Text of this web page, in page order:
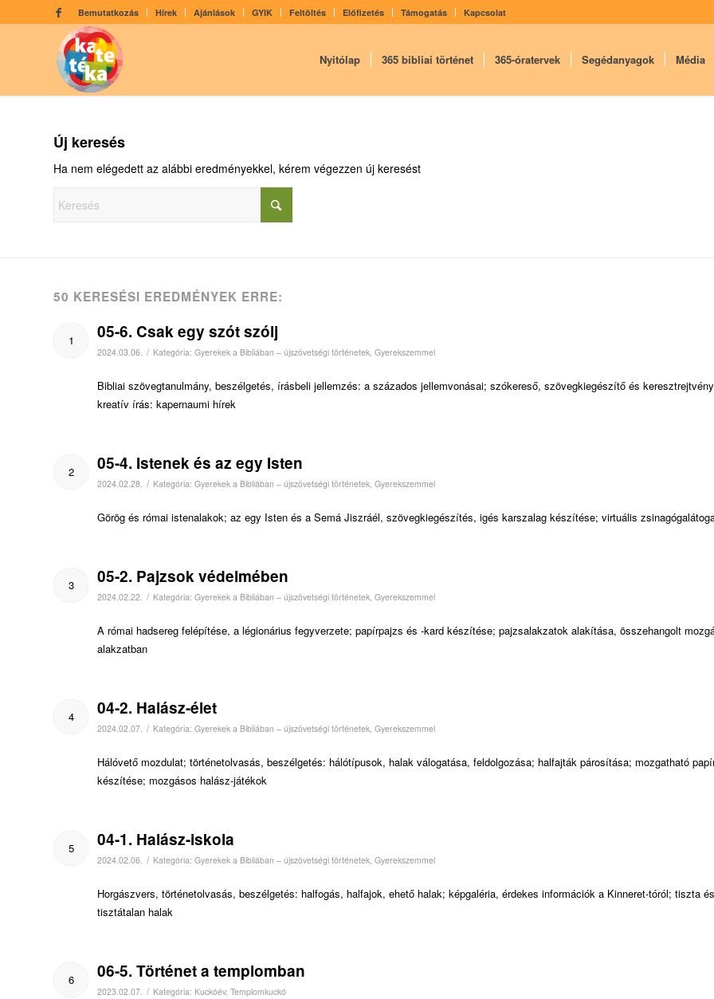
Bemutatkozás Hírek Ajánlások GYIK Feltöltés Előfizetés Támogatás Kapcsolat
Nyitólap 365 bibliai történet 365-óratervek Segédanyagok Média
Új keresés
Ha nem elégedett az alábbi eredményekkel, kérem végezzen új keresést
50 KERESÉSI EREDMÉNYEK ERRE:
1 05-6. Csak egy szót szólj
2024.03.06. / Kategória: Gyerekek a Bibliában – újszövetségi történetek Gyerekszemmel
Bibliai szövegtanulmány, beszélgetés, írásbeli jellemzés: a százados jellemvonásai; szókereső, szövegkiegészítő és
kreatív írás: kapernaumi hírek
2 05-4. Istenek és az egy Isten
2024.02.28. / Kategória: Gyerekek a Bibliában – újszövetségi történetek Gyerekszemmel
Görög és római istenalakok; az egy Isten és a Semá Jiszráél, szövegkiegészítés, igés karszalag készítése; virtuális
3 05-2. Pajzsok védelmében
2024.02.22. / Kategória: Gyerekek a Bibliában – újszövetségi történetek Gyerekszemmel
A római hadsereg felépítése, a légionárius fegyverzete; papírpajzs és -kard készítése; pajzsalakzatok alakítása, összehangolt
alakzatban
4 04-2. Halász-élet
2024.02.07. / Kategória: Gyerekek a Bibliában – újszövetségi történetek, Gyerekszemmel
Hálóvető mozdulat; történetolvasás, beszélgetés: hálótípusok, halak válogatása, feldolgozása; halfajták párosítása; mozgatható
készítése; mozgásos halász-játékok
5 04-1. Halász-iskola
2024.02.06. / Kategória: Gyerekek a Bibliában – újszövetségi történetek, Gyerekszemmel
Horgászvers, történetolvasás, beszélgetés: halfogás, halfajok, ehető halak; képgaléria, érdekes információk a Kinneret-tóról; tiszta és
tisztátalan halak
6 06-5. Történet a templomban
2023.02.07. / Kategória: Kuckóév, Templomkuckó